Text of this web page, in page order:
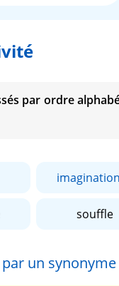
par ordre
imagination
souffle
par un synonyme